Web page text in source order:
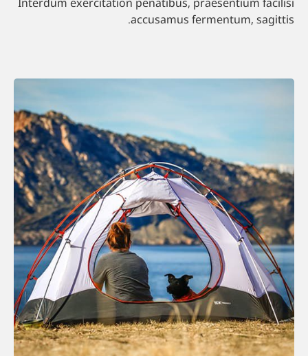
accusamus fermentum, sagittis.